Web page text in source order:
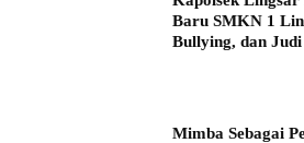
Baru SMKN 1
Bullying, dan
Mimba Sebagai